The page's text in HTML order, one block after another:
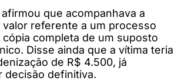
que acompanhava a
valor referente a um processo
completa de um suposto
Disse ainda que a vítima teria
de R$ 4.500, já
decisão definitiva.